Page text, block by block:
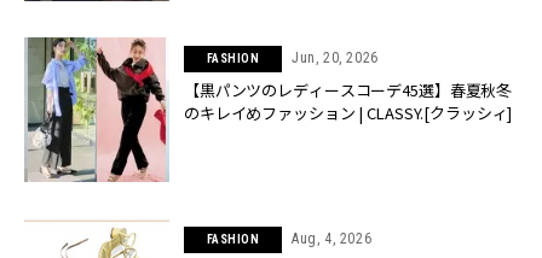
FASHION Jun, 20, 2026
【黒パンツのレディースコーデ45選】春夏秋冬
のキレイめファッション | CLASSY.[クラッシィ]
FASHION Aug, 4, 2026